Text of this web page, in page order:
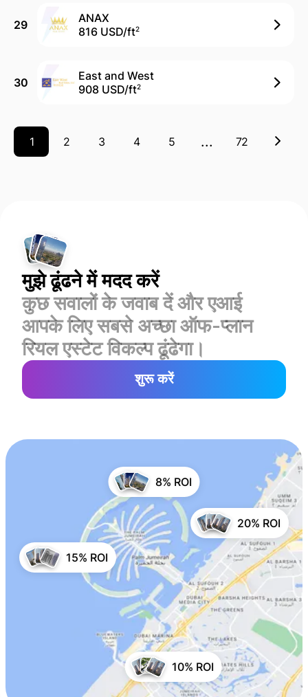
29
ANAX
816 USD/ft2
30
East and West
908 USD/ft2
1 2 3 4 5 ... 72
मुझे ढूंढने में मदद करें
कुछ सवालों के जवाब दें और एआई
आपके लिए सबसे अच्छा ऑफ-प्लान
रियल एस्टेट विकल्प ढूंढेगा।
शुरू करें
8% ROI
20% ROI
10% ROI
15% ROI